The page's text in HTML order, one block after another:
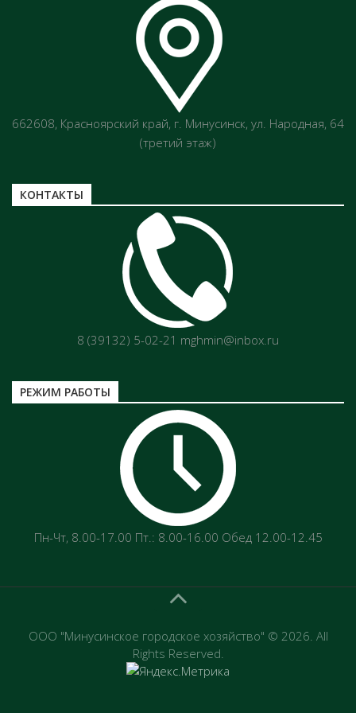
662608, Красноярский край, г. Минусинск, ул. Народная, 64
(третий этаж)
КОНТАКТЫ
8 (39132) 5-02-21 mghmin@inbox.ru
РЕЖИМ РАБОТЫ
Пн-Чт‚ 8.00-17.00 Пт.: 8.00-16.00 Обед 12.00-12.45
ООО "Минусинское городское хозяйство" © 2026. All
Rights Reserved.